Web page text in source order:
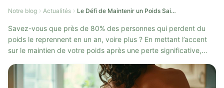
Notre blog Actualités Le Défi de Maintenir un Poids Sain Après une Perte de Poids : Astuces et Conseils
Savez-vous que près de 80% des personnes qui perdent du
poids le reprennent en un an, voire plus ? En mettant l’accent
sur le maintien de votre poids après une perte significative,